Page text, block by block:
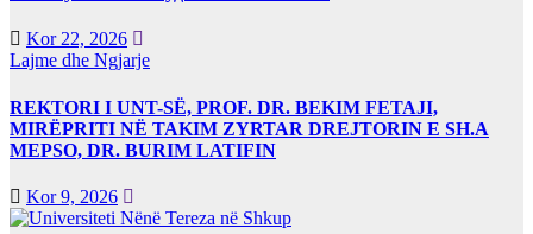
Kor 22, 2026
Lajme dhe Ngjarje
REKTORI I UNT-SË, PROF. DR. BEKIM FETAJI,
MIRËPRITI NË TAKIM ZYRTAR DREJTORIN E SH.A
MEPSO, DR. BURIM LATIFIN
Kor 9, 2026